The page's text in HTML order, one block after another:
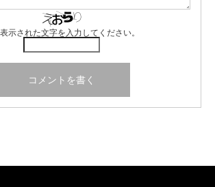
示された文字を入力してください。